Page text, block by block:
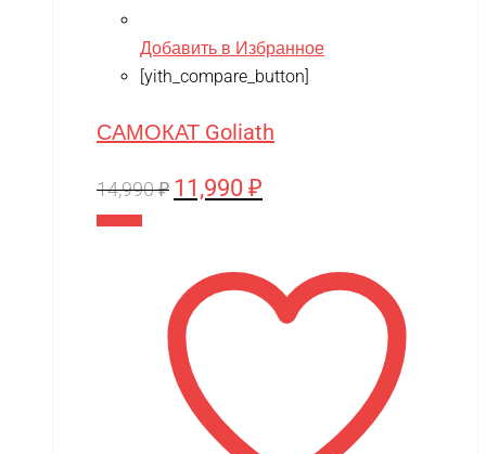
Добавить в Избранное
[yith_compare_button]
САМОКАТ Goliath
14,990₽ Первоначальная
14,990 ₽.
11,990 ₽